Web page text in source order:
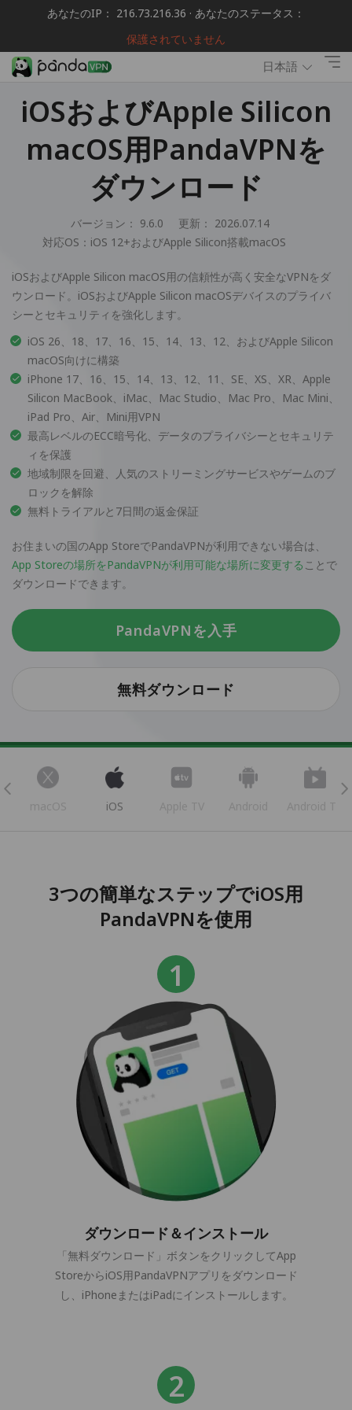
あなたのIP： 216.73.216.36 · あなたのステータス：
保護されていません
日本語
iOSおよびApple Silicon
macOS用PandaVPNを
ダウンロード
バージョン： 9.6.0
更新： 2026.07.14
対応OS： iOS 12+およびApple Silicon搭載macOS
iOSおよびApple Silicon macOS用の信頼性が高く安全なVPNをダ
ウンロード。iOSおよびApple Silicon macOSデバイスのプライバ
シーとセキュリティを強化します。
iOS 26、18、17、16、15、14、13、12、およびApple Silicon
macOS向けに構築
iPhone 17、16、15、14、13、12、11、SE、XS、XR、Apple
Silicon MacBook、iMac、Mac Studio、Mac Pro、Mac Mini、
iPad Pro、Air、Mini用VPN
最高レベルのECC暗号化、データのプライバシーとセキュリテ
ィを保護
地域制限を回避、人気のストリーミングサービスやゲームのブ
ロックを解除
無料トライアルと7日間の返金保証
お住まいの国のApp StoreでPandaVPNが利用できない場合は、
App Storeの場所をPandaVPNが利用可能な場所に変更する ことで
ダウンロードできます。
PandaVPNを入手
無料ダウンロード
macOS iOS Apple TV Android Android TV
3つの簡単なステップでiOS用
PandaVPNを使用
ダウンロード＆インストール
「無料ダウンロード」ボタンをクリックしてApp
StoreからiOS用PandaVPNアプリをダウンロード
し、iPhoneまたはiPadにインストールします。